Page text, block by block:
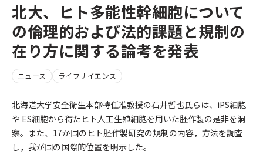
北大、ヒト多能性幹細胞について
の倫理的および法的課題と規制の
在り方に関する論考を発表
ニュース ライフサイエンス
北海道大学安全衛生本部特任准教授の石井哲也氏らは、iPS細胞
や ES細胞から得たヒト人工生殖細胞を用いた胚作製の是非を洞
察。また、17か国のヒト胚作製研究の規制の内容，方法を調査
し，我が国の国際的位置を明示した。